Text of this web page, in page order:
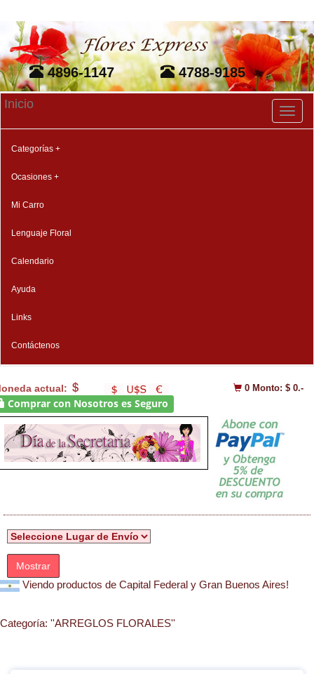
4896-1147 4788-9185
Inicio
Categorías +
Ocasiones +
Mi Carro
Lenguaje Floral
Calendario
Ayuda
Links
Contáctenos
actual: 0 Monto: $ 0.-
Comprar con Nosotros es Seguro
Mostrar
Viendo productos de Capital Federal y Gran Buenos Aires!
Categoría: ''ARREGLOS FLORALES''